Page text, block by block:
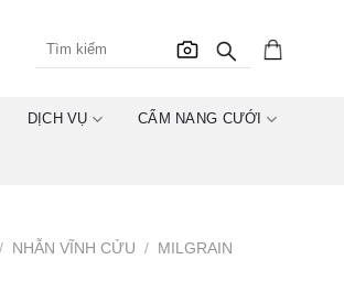
DỊCH VỤ CẨM NANG CƯỚI
/ NHẪN VĨNH CỬU / MILGRAIN